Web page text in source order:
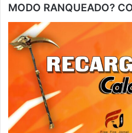
MODO RANQUEADO?